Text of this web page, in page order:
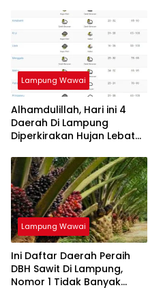
Lampung Wawai
Alhamdulillah, Hari ini 4
Daerah Di Lampung
Diperkirakan Hujan Lebat
Lampung Wawai
Ini Daftar Daerah Peraih
DBH Sawit Di Lampung,
Nomor 1 Tidak Banyak